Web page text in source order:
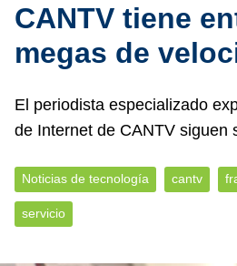
CANTV tiene
megas de
El periodista especializado
de Internet de CANTV siguen
Noticias de tecnología cantv
servicio